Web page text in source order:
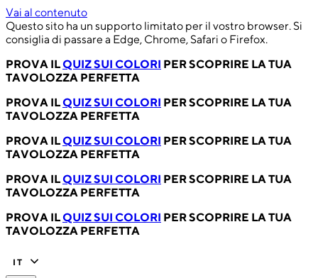
Vai al contenuto
Questo sito ha un supporto limitato per il vostro browser. Si
consiglia di passare a Edge, Chrome, Safari o Firefox.
PROVA ILQUIZ SUI COLORI PER SCOPRIRE LA TUA
TAVOLOZZA PERFETTA
PROVA ILQUIZ SUI COLORI PER SCOPRIRE LA TUA
TAVOLOZZA PERFETTA
PROVA ILQUIZ SUI COLORI PER SCOPRIRE LA TUA
TAVOLOZZA PERFETTA
PROVA ILQUIZ SUI COLORI PER SCOPRIRE LA TUA
TAVOLOZZA PERFETTA
PROVA ILQUIZ SUI COLORI PER SCOPRIRE LA TUA
TAVOLOZZA PERFETTA
IT